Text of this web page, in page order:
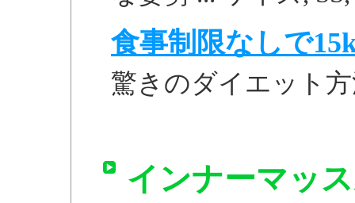
食事制限なしで
驚きのダイエット
インナーマッ